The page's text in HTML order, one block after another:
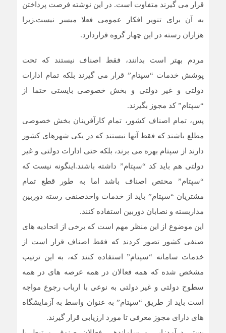
قرار می گیرند متفاوت است. در این نوشته فرصت پرداختن
به آن برای تنویر افکار عمومی فعلا میسر نیست.زیرا
هزاران رسته در این چهار گروه قراردارد.
مردم بهتر است بدانند، فقط اصناف نیستند که تحت
پوشش خدمات “سپتام” قرار می گیرند بلکه تمام ادارات
دولتی و غیر دولتی و بخش خصوصی بایستی حتما از
“سپتام” کد مجوز بگیرند.
پس، تمام اصناف کشور، تمام کارآفرینان بخش خصوصی
مطلع باشند که فقط آنها نیستند که در یکی شهرهای کشور
دارند از سپتام بهره می برند، بلکه حتی ادارات دولتی و غیر
دولتی هم باید کد “سپتام” داشته باشند.اینگونه نیست که
“سپتام” محتص اصناف باشد اما به طور قطع تمام
مشتریان “سپتام” باید از خدمات واحدصنفی رسته دوربین
مداربسته و نصابان دوربین استفاده کنند.
این موضوع از این منظر مهم است که برخی از اتحادیه های
صنفی کشور تصور کردند که فقط اصناف قرار است از
خدمات سامانه “سپتام” استفاده کنند که، به این ترتیب
مشخص شده که همه فعالان در همه عرصه های در همه
سطوح دولتی و غیر دولتی به نوعی با ارباب رجوع مواجه
است باید از طریق “سپتام” به عنوان واسط به آزمایشگاه
های دارای مجوز معرفی تا مورد ارزیابی قرار گیرند.